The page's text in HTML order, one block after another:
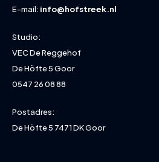
E-mail: info@hofstreek.nl
Studio:
VEC De Reggehof
De Höfte 5 Goor
0547 26 08 88
Postadres:
De Höfte 5 7471 DK Goor